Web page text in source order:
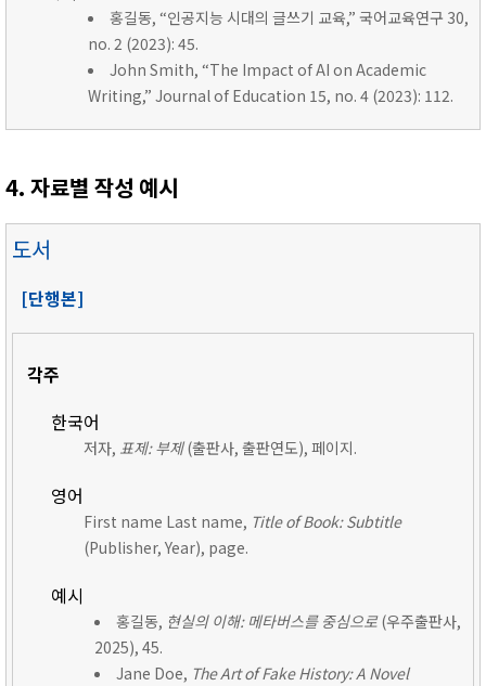
홍길동, “인공지능 시대의 글쓰기 교육,” 국어교육연구 30,
no. 2 (2023): 45.
John Smith, “The Impact of AI on Academic
Writing,” Journal of Education 15, no. 4 (2023): 112.
4. 자료별 작성 예시
도서
[단행본]
각주
한국어
저자, 표제: 부제(출판사, 출판연도), 페이지.
영어
First name Last name, Title of Book: Subtitle
(Publisher, Year), page.
예시
홍길동, 현실의 이해: 메타버스를 중심으로(우주출판사,
2025), 45.
Jane Doe, The Art of Fake History: A Novel